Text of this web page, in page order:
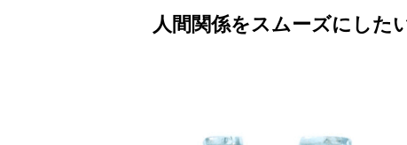
人間関係をスムーズにした